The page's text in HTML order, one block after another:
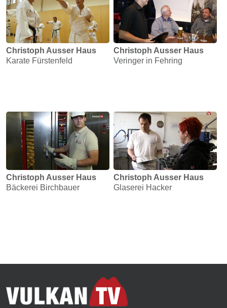
Christoph Ausser Haus
Karate Fürstenfeld
Christoph Ausser Haus
Veringer in Fehring
Christoph Ausser Haus
Bäckerei Birchbauer
Christoph Ausser Haus
Glaserei Hacker